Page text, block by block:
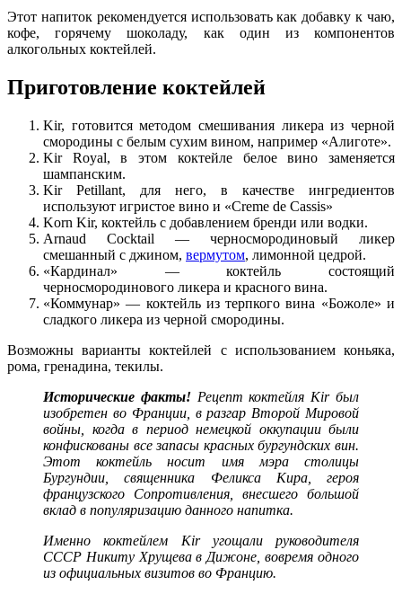
Этот напиток рекомендуется использовать как добавку к чаю,
кофе, горячему шоколаду, как один из компонентов
алкогольных коктейлей.
Приготовление коктейлей
Kir, готовится методом смешивания ликера из черной
смородины с белым сухим вином, например «Алиготе».
Kir Royal, в этом коктейле белое вино заменяется
шампанским.
Kir Petillant, для него, в качестве ингредиентов
используют игристое вино и «Creme de Cassis»
Korn Kir, коктейль с добавлением бренди или водки.
Arnaud Cocktail — черносмородиновый ликер
смешанный с джином, вермутом, лимонной цедрой.
«Кардинал» — коктейль состоящий
черносмородинового ликера и красного вина.
«Коммунар» — коктейль из терпкого вина «Божоле» и
сладкого ликера из черной смородины.
Возможны варианты коктейлей с использованием коньяка,
рома, гренадина, текилы.
Исторические факты!Рецепт коктейля Kir был
изобретен во Франции, в разгар Второй Мировой
войны, когда в период немецкой оккупации были
конфискованы все запасы красных бургундских вин.
Этот коктейль носит имя мэра столицы
Бургундии, священника Феликса Кира, героя
французского Сопротивления, внесшего большой
вклад в популяризацию данного напитка.
Именно коктейлем Kir угощали руководителя
СССР Никиту Хрущева в Дижоне, вовремя одного
из официальных визитов во Францию.